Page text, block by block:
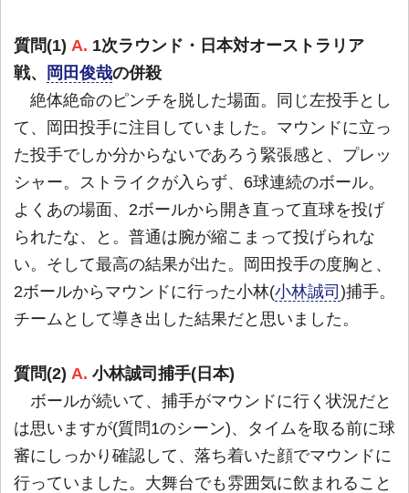
質問(1) A. 1次ラウンド・日本対オーストラリア
戦、
岡田俊哉の併殺
絶体絶命のピンチを脱した場面。同じ左投手とし
て、岡田投手に注目していました。マウンドに立っ
た投手でしか分からないであろう緊張感と、プレッ
シャー。ストライクが入らず、6球連続のボール。
よくあの場面、2ボールから開き直って直球を投げ
られたな、と。普通は腕が縮こまって投げられな
い。そして最高の結果が出た。岡田投手の度胸と、
2ボールからマウンドに行った小林(小林誠司 )捕手。
チームとして導き出した結果だと思いました。
質問(2) A. 小林誠司捕手(日本)
ボールが続いて、捕手がマウンドに行く状況だと
は思いますが(質問1のシーン)、タイムを取る前に球
審にしっかり確認して、落ち着いた顔でマウンドに
行っていました。大舞台でも雰囲気に飲まれること